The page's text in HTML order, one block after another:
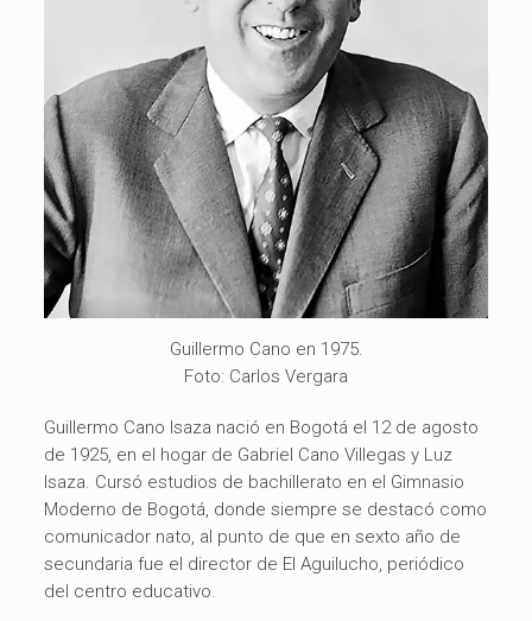
Guillermo Cano en 1975.
Foto: Carlos Vergara
Guillermo Cano Isaza nació en Bogotá el 12 de agosto
de 1925, en el hogar de Gabriel Cano Villegas y Luz
Isaza. Cursó estudios de bachillerato en el Gimnasio
Moderno de Bogotá, donde siempre se destacó como
comunicador nato, al punto de que en sexto año de
secundaria fue el director de El Aguilucho, periódico
del centro educativo.